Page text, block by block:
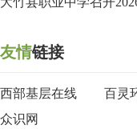
友情链接
西部基层在线 百灵
众识网